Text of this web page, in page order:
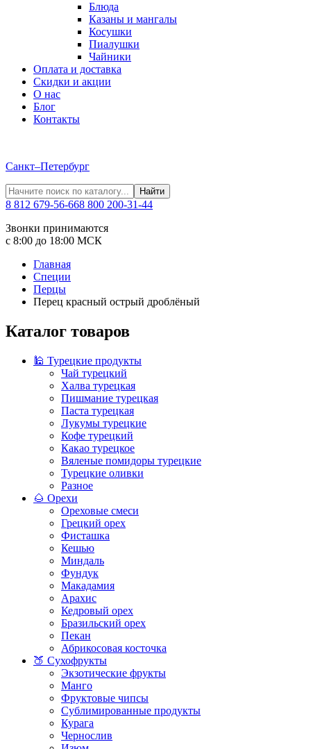
Блюда
Казаны и мангалы
Косушки
Пиалушки
Чайники
Оплата и доставка
Скидки и акции
О нас
Блог
Контакты
Санкт–Петербург
Найти
8 812 679-56-668 800 200-31-44
Звонки принимаются
с 8:00 до 18:00 МСК
Главная
Специи
Перцы
Перец красный острый дроблёный
Каталог товаров
🕌 Турецкие продукты
Чай турецкий
Халва турецкая
Пишмание турецкая
Паста турецкая
Лукумы турецкие
Кофе турецкий
Какао турецкое
Вяленые помидоры турецкие
Турецкие оливки
Разное
🌰 Орехи
Ореховые смеси
Грецкий орех
Фисташка
Кешью
Миндаль
Фундук
Макадамия
Арахис
Кедровый орех
Бразильский орех
Пекан
Абрикосовая косточка
🍑 Сухофрукты
Экзотические фрукты
Манго
Фруктовые чипсы
Сублимированные продукты
Курага
Чернослив